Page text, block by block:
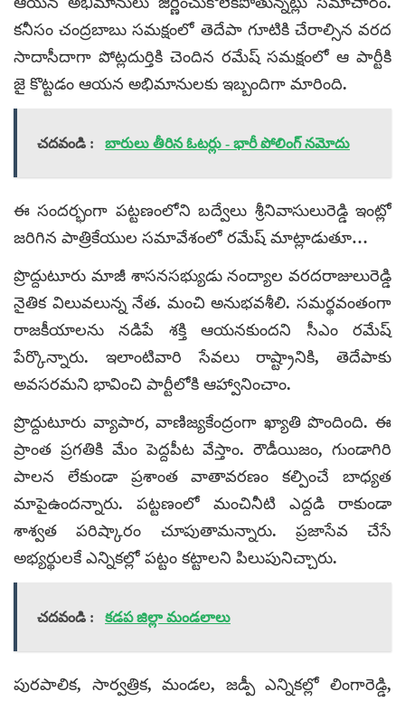
కనీసం చంద్రబాబు సమక్షంలో తెదేపా గూటికి చేరాల్సిన వరద
సాదాసీదాగా పోట్లదుర్తికి చెందిన రమేష్ సమక్షంలో ఆ పార్టీకి
జై కొట్టడం ఆయన అభిమానులకు ఇబ్బందిగా మారింది.
చదవండి : బారులు తీరిన ఓటర్లు - భారీ పోలింగ్ నమోదు
ఈ సందర్భంగా పట్టణంలోని బద్వేలు శ్రీనివాసులురెడ్డి ఇంట్లో
జరిగిన పాత్రికేయుల సమావేశంలో రమేష్ మాట్లాడుతూ…
ప్రొద్దుటూరు మాజీ శాసనసభ్యుడు నంద్యాల వరదరాజులురెడ్డి
నైతిక విలువలున్న నేత. మంచి అనుభవశీలి. సమర్థవంతంగా
రాజకీయాలను నడిపే శక్తి ఆయనకుందని సీఎం రమేష్
పేర్కొన్నారు. ఇలాంటివారి సేవలు రాష్ట్రానికి, తెదేపాకు
అవసరమని భావించి పార్టీలోకి ఆహ్వానించాం.
ప్రొద్దుటూరు వ్యాపార, వాణిజ్యకేంద్రంగా ఖ్యాతి పొందింది. ఈ
ప్రాంత ప్రగతికి మేం పెద్దపీట వేస్తాం. రౌడీయిజం, గుండాగిరి
పాలన లేకుండా ప్రశాంత వాతావరణం కల్పించే బాధ్యత
మాపైఉందన్నారు. పట్టణంలో మంచినీటి ఎద్దడి రాకుండా
శాశ్వత పరిష్కారం చూపుతామన్నారు. ప్రజాసేవ చేసే
అభ్యర్థులకే ఎన్నికల్లో పట్టం కట్టాలని పిలుపునిచ్చారు.
చదవండి : కడప జిల్లా మండలాలు
పురపాలిక, సార్వత్రిక, మండల, జడ్పీ ఎన్నికల్లో లింగారెడ్డి,